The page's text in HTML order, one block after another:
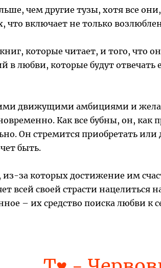
чем другие тузы, хотя все
что включает не только
которые читает, и того, что
любви, которые будут отвечать
движущими амбициями и
Как все бубны, он, как
Он стремится приобретать или
быть.
за которых достижение им
всей своей страсти нацелиться
– их средство поиска любви